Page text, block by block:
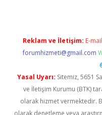
Reklam ve İletişim: E-
forumhizmeti@gmail.com
Yasal Uyarı: Sitemiz, 5651
ve İletişim Kurumu (BTK)
olarak hizmet vermektedir.
olarak denetleme veya